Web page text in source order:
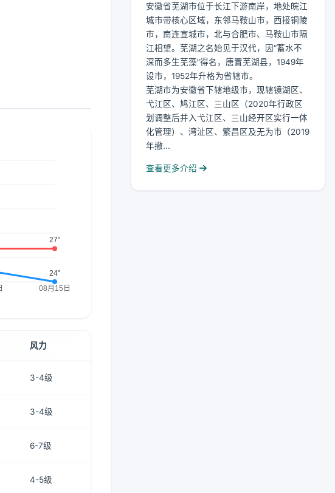
风力
3-4级
3-4级
6-7级
4-5级
安徽省芜湖市位于长江下游南岸，地处皖江
城市带核心区域，东邻马鞍山市，西接铜陵
市，南连宣城市，北与合肥市、马鞍山市隔
江相望。芜湖之名始见于汉代，因“蓄水不
深而多生芜藻”得名，唐置芜湖县，1949年
设市，1952年升格为省辖市。
芜湖市为安徽省下辖地级市，现辖镜湖区、
弋江区、鸠江区、三山区（2020年行政区
划调整后并入弋江区、三山经开区实行一体
化管理）、湾沚区、繁昌区及无为市（2019
年撤...
查看更多介绍